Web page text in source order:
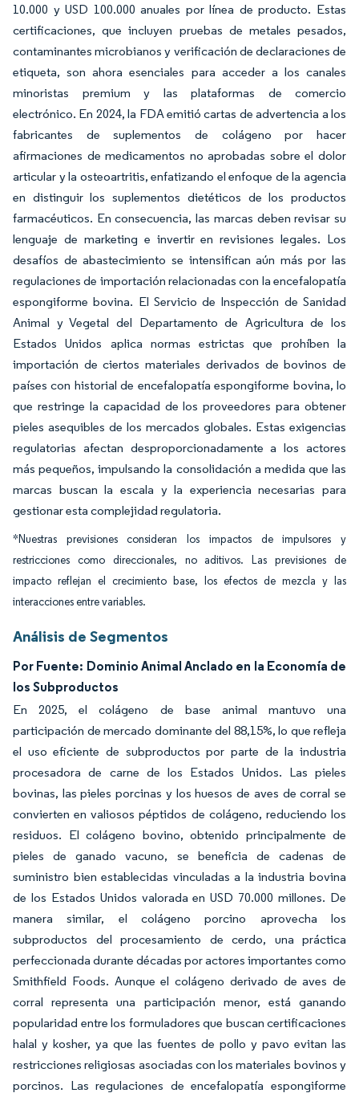
10.000 y USD 100.000 anuales por línea de producto. Estas
certificaciones, que incluyen pruebas de metales pesados,
contaminantes microbianos y verificación de declaraciones de
etiqueta, son ahora esenciales para acceder a los canales
minoristas premium y las plataformas de comercio
electrónico. En 2024, la FDA emitió cartas de advertencia a los
fabricantes de suplementos de colágeno por hacer
afirmaciones de medicamentos no aprobadas sobre el dolor
articular y la osteoartritis, enfatizando el enfoque de la agencia
en distinguir los suplementos dietéticos de los productos
farmacéuticos. En consecuencia, las marcas deben revisar su
lenguaje de marketing e invertir en revisiones legales. Los
desafíos de abastecimiento se intensifican aún más por las
regulaciones de importación relacionadas con la encefalopatía
espongiforme bovina. El Servicio de Inspección de Sanidad
Animal y Vegetal del Departamento de Agricultura de los
Estados Unidos aplica normas estrictas que prohíben la
importación de ciertos materiales derivados de bovinos de
países con historial de encefalopatía espongiforme bovina, lo
que restringe la capacidad de los proveedores para obtener
pieles asequibles de los mercados globales. Estas exigencias
regulatorias afectan desproporcionadamente a los actores
más pequeños, impulsando la consolidación a medida que las
marcas buscan la escala y la experiencia necesarias para
gestionar esta complejidad regulatoria.
*Nuestras previsiones consideran los impactos de impulsores y
restricciones como direccionales, no aditivos. Las previsiones de
impacto reflejan el crecimiento base, los efectos de mezcla y las
interacciones entre variables.
Análisis de Segmentos
Por Fuente: Dominio Animal Anclado en la Economía de
los Subproductos
En 2025, el colágeno de base animal mantuvo una
participación de mercado dominante del 88,15%, lo que refleja
el uso eficiente de subproductos por parte de la industria
procesadora de carne de los Estados Unidos. Las pieles
bovinas, las pieles porcinas y los huesos de aves de corral se
convierten en valiosos péptidos de colágeno, reduciendo los
residuos. El colágeno bovino, obtenido principalmente de
pieles de ganado vacuno, se beneficia de cadenas de
suministro bien establecidas vinculadas a la industria bovina
de los Estados Unidos valorada en USD 70.000 millones. De
manera similar, el colágeno porcino aprovecha los
subproductos del procesamiento de cerdo, una práctica
perfeccionada durante décadas por actores importantes como
Smithfield Foods. Aunque el colágeno derivado de aves de
corral representa una participación menor, está ganando
popularidad entre los formuladores que buscan certificaciones
halal y kosher, ya que las fuentes de pollo y pavo evitan las
restricciones religiosas asociadas con los materiales bovinos y
porcinos. Las regulaciones de encefalopatía espongiforme